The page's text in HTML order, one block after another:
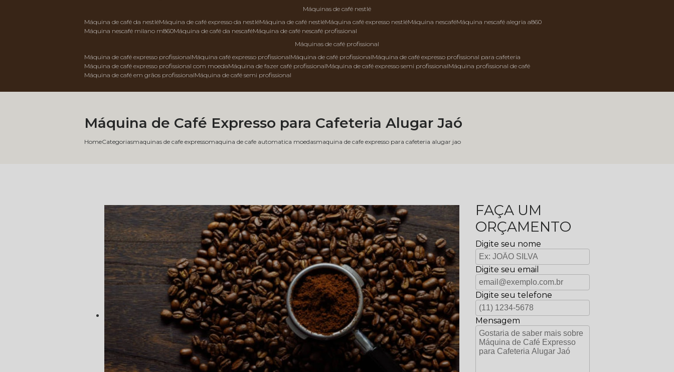
máquinas de café nestlé
máquina de café da nestlé
máquina de café expresso da nestlé máquina de café nestlé máquina café expresso nestlé máquina nescafé
máquina nescafé alegria a860
máquina nescafé milano m860
máquina de café da nescafé
máquina de café nescafé profissional
máquinas de café profissional
máquina de café expresso profissional
máquina café expresso profissional máquina de café profissional
máquina de café expresso profissional para cafeteria
máquina de café expresso profissional com moeda
máquina de fazer café profissional máquina de café expresso semi profissional
máquina profissional de café
máquina de café em grãos profissional
máquina de café semi profissional
HomeCategoriasmaquinas de cafe expressomaquina de cafe automatica moedasmaquina de cafe expresso para cafeteria alugar jao
Máquina de Café Expresso para Cafeteria Alugar Jaó
FAÇA UM
ORÇAMENTO
Digite seu nome
Digite seu email
Digite seu telefone
Mensagem